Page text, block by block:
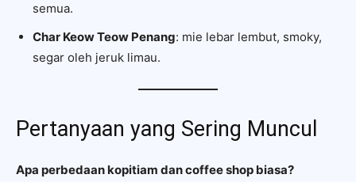
semua.
Char Keow Teow Penang: mie lebar lembut, smoky,
segar oleh jeruk limau.
Pertanyaan yang Sering Muncul
Apa perbedaan kopitiam dan coffee shop biasa?